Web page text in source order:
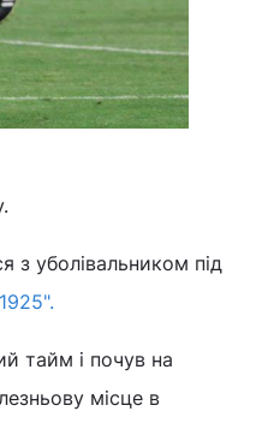
з уболівальником під
тайм і почув на
місце в